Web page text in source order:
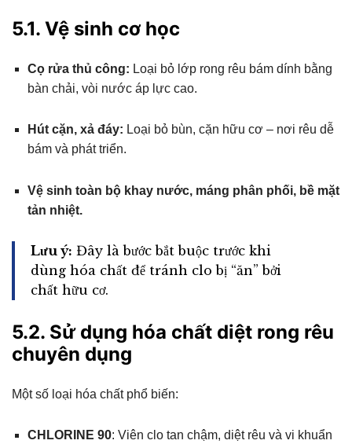
5.1. Vệ sinh cơ học
Cọ rửa thủ công: Loại bỏ lớp rong rêu bám dính bằng
bàn chải, vòi nước áp lực cao.
Hút cặn, xả đáy: Loại bỏ bùn, cặn hữu cơ – nơi rêu dễ
bám và phát triển.
Vệ sinh toàn bộ khay nước, máng phân phối, bề mặt
tản nhiệt.
Lưu ý: Đây là bước bắt buộc trước khi
dùng hóa chất để tránh clo bị “ăn” bởi
chất hữu cơ.
5.2. Sử dụng hóa chất diệt rong rêu
chuyên dụng
Một số loại hóa chất phổ biến:
CHLORINE 90: Viên clo tan chậm, diệt rêu và vi khuẩn